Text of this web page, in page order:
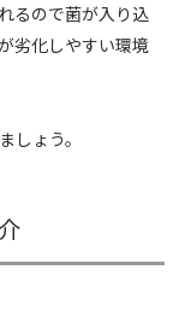
るので菌が入り込
劣化しやすい環境
しょう。